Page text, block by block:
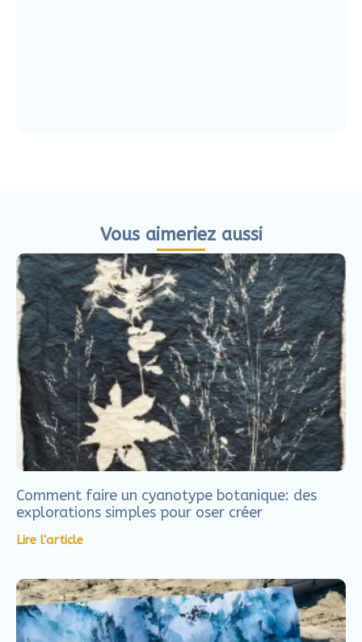
Vous aimeriez aussi
Comment faire un cyanotype botanique: des
explorations simples pour oser créer
Lire l'article